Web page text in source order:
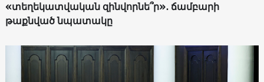
«տեղեկատվական զինվորնե՞ր»․ ճամբարի
թաքնված նպատակը